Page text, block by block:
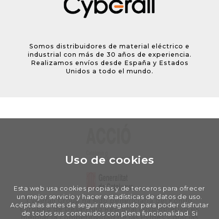
Somos distribuidores de material eléctrico e
industrial con más de 30 años de experiencia.
Realizamos envíos desde España y Estados
Unidos a todo el mundo.
Cyberall Group ha sido beneficiaria del Fondo
Europeo de Desarrollo Regional cuyo objetivo es
mejorar la competitividad de las Pymes y gracias
Uso de cookies
Esta web usa cookies propias y de terceros para ofrecer
un mejor servicio y hacer estadísticas de datos de uso.
Acéptalas antes de seguir navegando para poder disfrutar
de todos sus contenidos con plena funcionalidad. Si